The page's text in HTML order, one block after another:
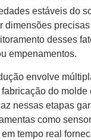
estáveis ​​do
dimensões
desses
empenamentos.
envolve
do molde
nessas etapas
como
tempo real